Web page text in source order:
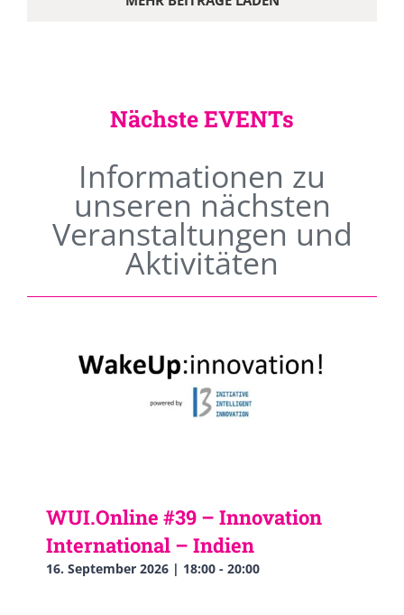
Nächste EVENTs
Informationen zu
unseren nächsten
Veranstaltungen und
Aktivitäten
WUI.Online #39 – Innovation
International – Indien
16. September 2026 | 18:00 - 20:00